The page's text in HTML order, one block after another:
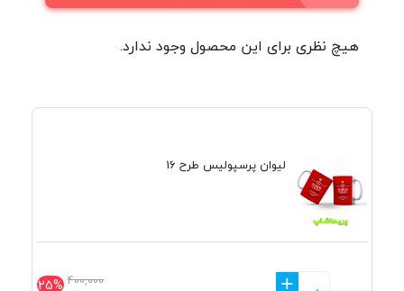
هیچ نظری برای این محصول وجود ندارد.
لیوان پرسپولیس طرح 16
25% 400,000
+